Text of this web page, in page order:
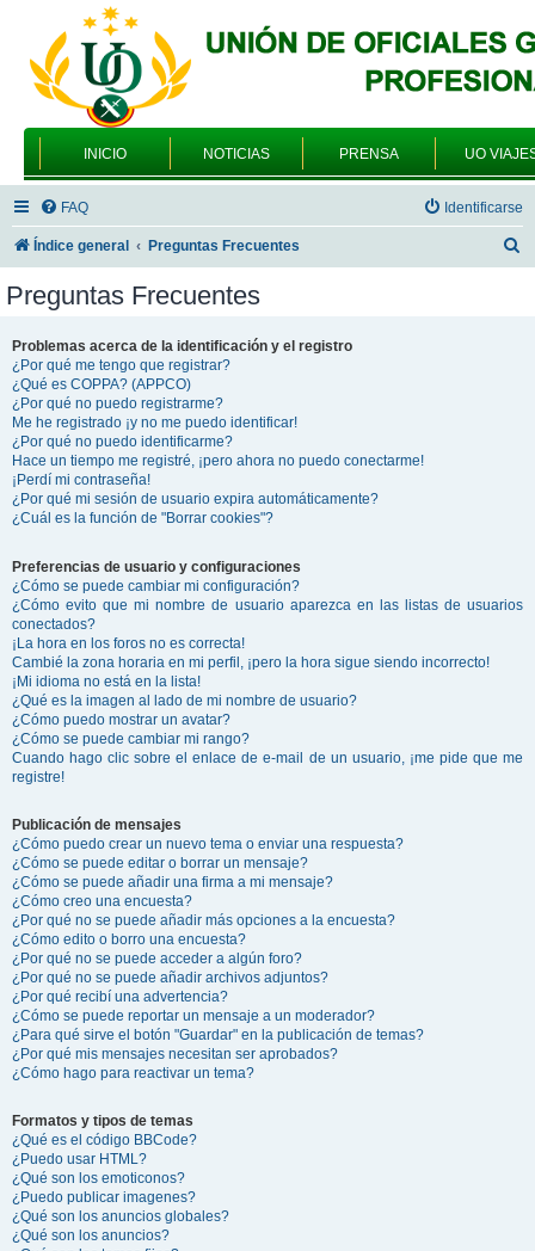
INICIO NOTICIAS PRENSA UO
FAQ Identificarse
Índice general Preguntas Frecuentes
Preguntas Frecuentes
Problemas acerca de la identificación y el registro
¿Por qué me tengo que registrar?
¿Qué es COPPA? (APPCO)
¿Por qué no puedo registrarme?
Me he registrado ¡y no me puedo identificar!
¿Por qué no puedo identificarme?
Hace un tiempo me registré, ¡pero ahora no puedo conectarme!
¡Perdí mi contraseña!
¿Por qué mi sesión de usuario expira automáticamente?
¿Cuál es la función de "Borrar cookies"?
Preferencias de usuario y configuraciones
¿Cómo se puede cambiar mi configuración?
¿Cómo evito que mi nombre de usuario aparezca en las listas de usuarios
conectados?
¡La hora en los foros no es correcta!
Cambié la zona horaria en mi perfil, ¡pero la hora sigue siendo incorrecto!
¡Mi idioma no está en la lista!
¿Qué es la imagen al lado de mi nombre de usuario?
¿Cómo puedo mostrar un avatar?
¿Cómo se puede cambiar mi rango?
Cuando hago clic sobre el enlace de e-mail de un usuario, ¡me pide que me
registre!
Publicación de mensajes
¿Cómo puedo crear un nuevo tema o enviar una respuesta?
¿Cómo se puede editar o borrar un mensaje?
¿Cómo se puede añadir una firma a mi mensaje?
¿Cómo creo una encuesta?
¿Por qué no se puede añadir más opciones a la encuesta?
¿Cómo edito o borro una encuesta?
¿Por qué no se puede acceder a algún foro?
¿Por qué no se puede añadir archivos adjuntos?
¿Por qué recibí una advertencia?
¿Cómo se puede reportar un mensaje a un moderador?
¿Para qué sirve el botón "Guardar" en la publicación de temas?
¿Por qué mis mensajes necesitan ser aprobados?
¿Cómo hago para reactivar un tema?
Formatos y tipos de temas
¿Qué es el código BBCode?
¿Puedo usar HTML?
¿Qué son los emoticonos?
¿Puedo publicar imagenes?
¿Qué son los anuncios globales?
¿Qué son los anuncios?